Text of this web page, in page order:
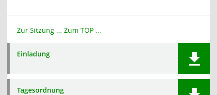
Zur Sitzung ... Zum TOP ...
Einladung
Tagesordnung